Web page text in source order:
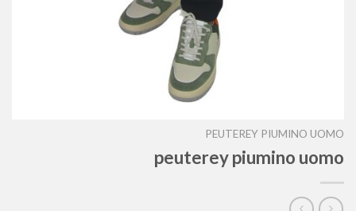
PEUTEREY PIUMINO UOMO
peuterey piumino uomo